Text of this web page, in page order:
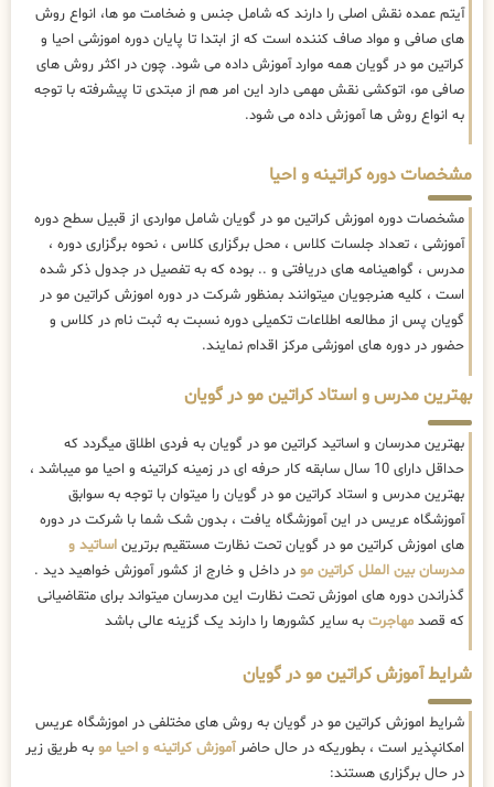
آیتم عمده نقش اصلی را دارند که شامل جنس و ضخامت مو ها، انواع روش
های صافی و مواد صاف کننده است که از ابتدا تا پایان دوره اموزشی احیا و
کراتین مو در گویان همه موارد آموزش داده می شود. چون در اکثر روش های
صافی مو، اتوکشی نقش مهمی دارد این امر هم از مبتدی تا پیشرفته با توجه
به انواع روش ها آموزش داده می شود.
مشخصات دوره کراتینه و احیا
مشخصات دوره اموزش کراتین مو در گویان شامل مواردی از قبیل سطح دوره
آموزشی ، تعداد جلسات کلاس ، محل برگزاری کلاس ، نحوه برگزاری دوره ،
مدرس ، گواهینامه های دریافتی و .. بوده که به تفصیل در جدول ذکر شده
است ، کلیه هنرجویان میتوانند بمنظور شرکت در دوره اموزش کراتین مو در
گویان پس از مطالعه اطلاعات تکمیلی دوره نسبت به ثبت نام در کلاس و
حضور در دوره های اموزشی مرکز اقدام نمایند.
بهترین مدرس و استاد کراتین مو در گویان
بهترین مدرسان و اساتید کراتین مو در گویان به فردی اطلاق میگردد که
حداقل دارای 10 سال سابقه کار حرفه ای در زمینه کراتینه و احیا مو میباشد ،
بهترین مدرس و استاد کراتین مو در گویان را میتوان با توجه به سوابق
آموزشگاه عریس در این آموزشگاه یافت ، بدون شک شما با شرکت در دوره
های اموزش کراتین مو در گویان تحت نظارت مستقیم برترین اساتید و
مدرسان بین الملل کراتین مو در داخل و خارج از کشور آموزش خواهید دید .
گذراندن دوره های اموزش تحت نظارت این مدرسان میتواند برای متقاضیانی
که قصد مهاجرت به سایر کشورها را دارند یک گزینه عالی باشد
شرایط آموزش کراتین مو در گویان
شرایط اموزش کراتین مو در گویان به روش های مختلفی در اموزشگاه عریس
امکانپذیر است ، بطوریکه در حال حاضرآموزش کراتینه و احیا مو به طریق زیر
در حال برگزاری هستند: